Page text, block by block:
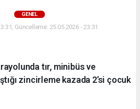
GENEL
Güncelleme: 25.05.2026 - 23:31
tır, minibüs ve
zincirleme kazada 2’si çocuk